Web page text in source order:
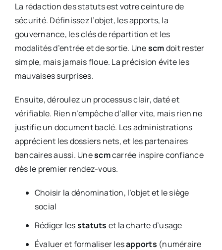
La rédaction des statuts est votre ceinture de
sécurité. Définissez l’objet, les apports, la
gouvernance, les clés de répartition et les
modalités d’entrée et de sortie. Unescmdoit rester
simple, mais jamais floue. La précision évite les
mauvaises surprises.
Ensuite, déroulez un processus clair, daté et
vérifiable. Rien n’empêche d’aller vite, mais rien ne
justifie un document baclé. Les administrations
apprécient les dossiers nets, et les partenaires
bancaires aussi. Unescmcarrée inspire confiance
dès le premier rendez-vous.
Choisir la dénomination, l’objet et le siège
social
Rédiger lesstatuts et la charte d’usage
Évaluer et formaliser lesapports (numéraire